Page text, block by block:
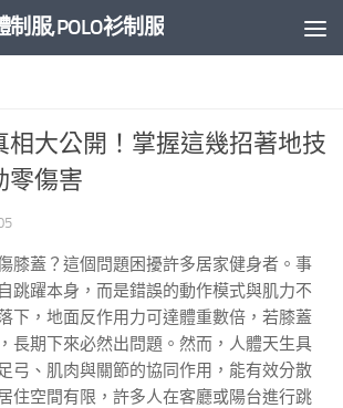
服,POLO衫制服
相大公開！掌握這幾招著地技
零傷害
膝蓋？這個問題困擾許多居家健身者。事
跳躍本身，而是錯誤的動作模式與肌力不
下，地面反作用力可達體重數倍，若膝蓋
長期下來必然出問題。然而，人體天生具
弓、肌肉與關節的協同作用，能有效分散
住空間有限，許多人在客廳或陽台進行跳